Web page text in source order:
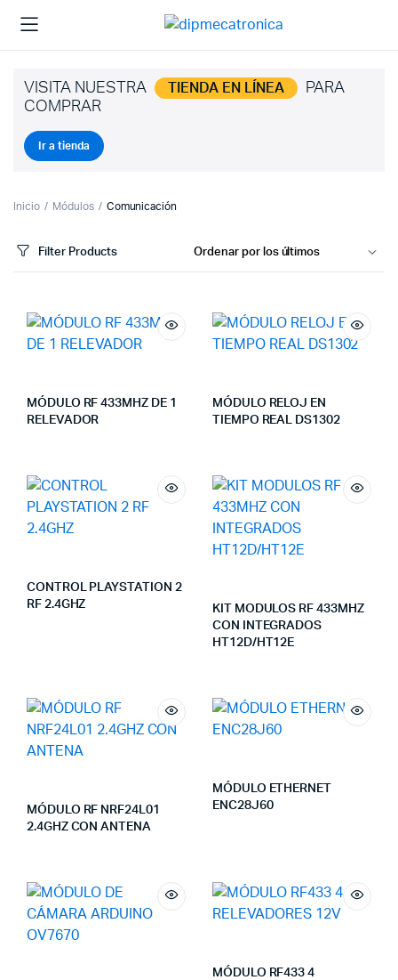
VISITA NUESTRA TIENDA EN LÍNEA
PARA
COMPRAR
Ir a tienda
Inicio Módulos Comunicación
Filter Products
MÓDULO RF 433MHZ DE 1
RELEVADOR
MÓDULO RELOJ EN
TIEMPO REAL DS1302
CONTROL PLAYSTATION 2
RF 2.4GHZ
KIT MODULOS RF 433MHZ
CON INTEGRADOS
HT12D/HT12E
MÓDULO RF NRF24L01
2.4GHZ CON ANTENA
MÓDULO ETHERNET
ENC28J60
MÓDULO RF433 4